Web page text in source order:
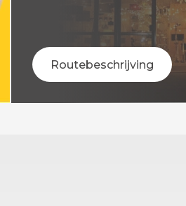
Routebeschrijving